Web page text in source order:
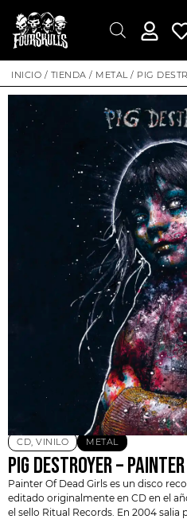
INICIO / TIENDA / METAL / PIG
CD, VINILO METAL
PIG DESTROYER –
Painter Of Dead Girls es un disco
editado originalmente en CD en el
el sello Ritual Records. En 2004 salia